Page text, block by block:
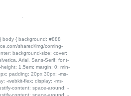
.